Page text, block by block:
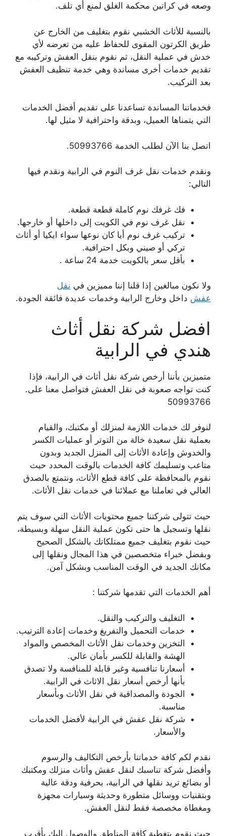
وصعه في كراتين محكمة الغلق لمنع أي تلف.
بالنسبة للأثاث الخشبي نقوم بتغليف من الخارج عن
طريق الكرتون المقوى للحفاظ عليه من تعرضه لأي
خدش في عملية النقل، ثم نقوم بنقل العفش وتركيبه مع
تقديم خدمات أخرى مساندة وهي خدمة تنظيف العفش
بعد التركيب.
فخدماتنا المساندة تساعدنا على تقديم أفضل الخدمات
التي يتمناها العميل، وبدقة واحترافية لا مثيل لها.
اتصل بنا الآن لطلب الخدمة 50993766.
ونقدم خدمات نقل غرف النوم في الرابية ونقدم فيها
التالي:
فك غرفك نوم كاملة قطعة قطعة.
نقل غرف نوم في الكويت إلى داخلها أو خارجها.
تركيب غرف نوم أيا كان نوعها سواء ايكيا أو أثاث
تركي أو صيني وبكل احترافية.
بأقل سعر بالكويت خدمة 24 ساعة .
ولا نكون مبالغين إذا قلنا إننا مميزين في نقل
عفش داخل وخارج الرابية وخدمات عديدة فائقة الجودة.
افضل شركة نقل أثاث
هندي في الرابية
متميزين بأننا أرخص شركة نقل أثاث في الرابية، فإذا
كنت تواجه صعوبة في نقل العفش فتواصل معنا على.
50993766
لنوفر لك خدمات اللازمة لمنزلك أو مكتبك، والقيام
بعملية نقل سعيدة خالة من التوتر أو عمليات الكسر
والخدوش وإعادة الأثاث إلى المنزل الجديد وبدون
متاعب وتسليمك كافة الخدمات بالوقت المحدد حيث
نقوم بالمحافظة على كافة قطع الأثاث، ونتمتع بالصدق
العالي في تعاملنا مع عملائنا في خدمات نقل الأثاث.
حيث تتولى شركتنا جميع محتويات الأثاث التي سوف يتم
نقلها وتسجيل ها حتى تكون عملية النقل سهلة وبسيطة،
حيث نقوم بتغليف جميع ممتلكاتك بالشكل الصحيح
وبفضل خبراء متخصصين في هذا المجال ونقلها إلى
مكانك الجديد في الوقت المناسب وبشكل آمن.
أهم الخدمات التي تقدمها شركتنا :
التغليف والتركيب والنقل.
خدمات التحميل والتفريغ وخدمات إعادة الترتيب.
التخزين وخدمات نقل الأثاث المخصص والمواد
الهشة والقابلة للكسر بأمان عالي.
أسعارنا تنافسية وغير قابلة للمنافسة ولا تصدق
بأنها أرخص أسعار نقل الاثاث في الرابية.
الجودة والمصداقية في نقل الأثاث وبأسعار
مناسبة.
شركة نقل عفش في الرابية لأفضل الخدمات
والأسعار.
نقدم لكم كافة خدماتنا بأرخص التكاليف والرسوم
وأفضل شركة تناسبك لنقل عفش وأثاث منزلك ومكتبك
أو بضائع تريد نقلها في الرابية، بحرفية ودقة عالية
وبتقنيات ووسائل متطورة وحديثة وسيارات مجهزة
ومغطاة مخصصة فقط لنقل العفش.
حيث نقوم بتغطية كافة المناطق والوصول إليك بأقرب